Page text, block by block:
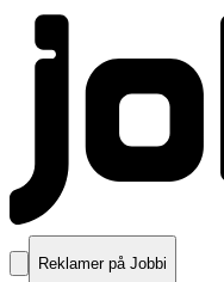
Reklamer på Jobbi